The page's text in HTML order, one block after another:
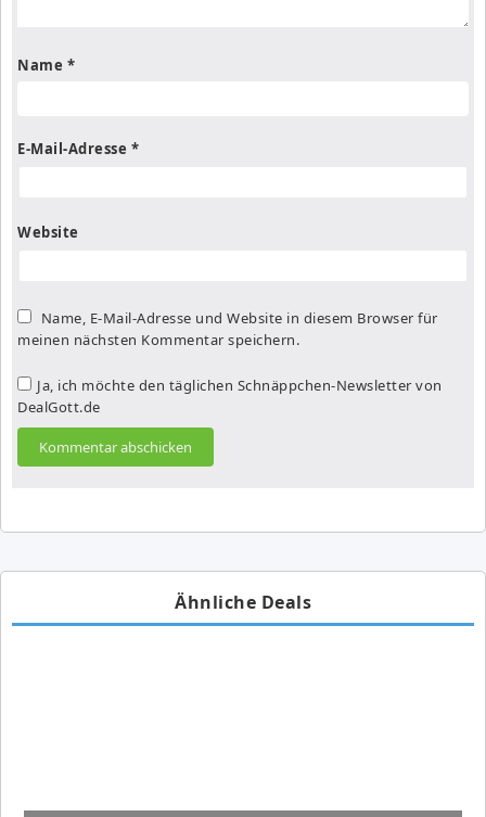
Name *
E-Mail-Adresse *
Website
Name, E-Mail-Adresse und Website in diesem Browser für
meinen nächsten Kommentar speichern.
Ja, ich möchte den täglichen Schnäppchen-Newsletter von
DealGott.de
Ähnliche Deals